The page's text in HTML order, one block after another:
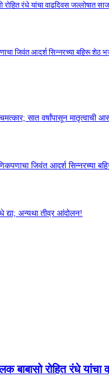
रोहित रंधे यांचा वाढदिवस जल्लोषात
जिवंत आदर्श सिन्नरच्या बहिरू शेठ
सात वर्षांपासून मातृत्वाची
जिवंत आदर्श सिन्नरच्या
द्या; अन्यथा तीव्र आंदोलन!
बाबासो रोहित रंधे